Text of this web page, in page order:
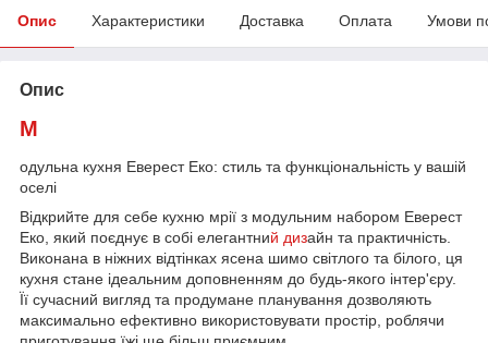
Опис Характеристики Доставка Оплата Умови
Опис
М
одульна кухня Еверест Еко: стиль та функціональність у вашій
оселі
Відкрийте для себе кухню мрії з модульним набором Еверест
Еко, який поєднує в собі елегантний дизайн та практичність.
Виконана в ніжних відтінках ясена шимо світлого та білого, ця
кухня стане ідеальним доповненням до будь-якого інтер'єру.
Її сучасний вигляд та продумане планування дозволяють
максимально ефективно використовувати простір, роблячи